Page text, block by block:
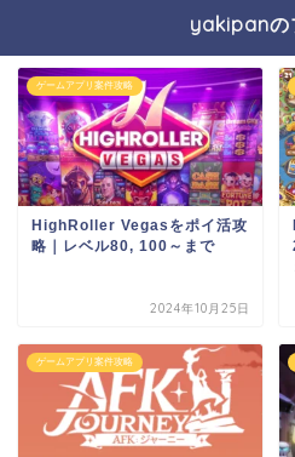
yakipanの
ゲームアプリ案件攻略
HighRoller Vegasをポイ活攻
略｜レベル80, 100～まで
2024年10月25日
ゲームアプリ案件攻略